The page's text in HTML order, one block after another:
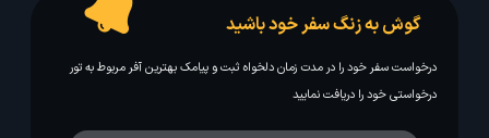
گوش به زنگ سفر خود باشید
درخواست سفر خود را در مدت زمان دلخواه ثبت و پیامک بهترین آفر مربوط به تور
درخواستی خود را دریافت نمایید